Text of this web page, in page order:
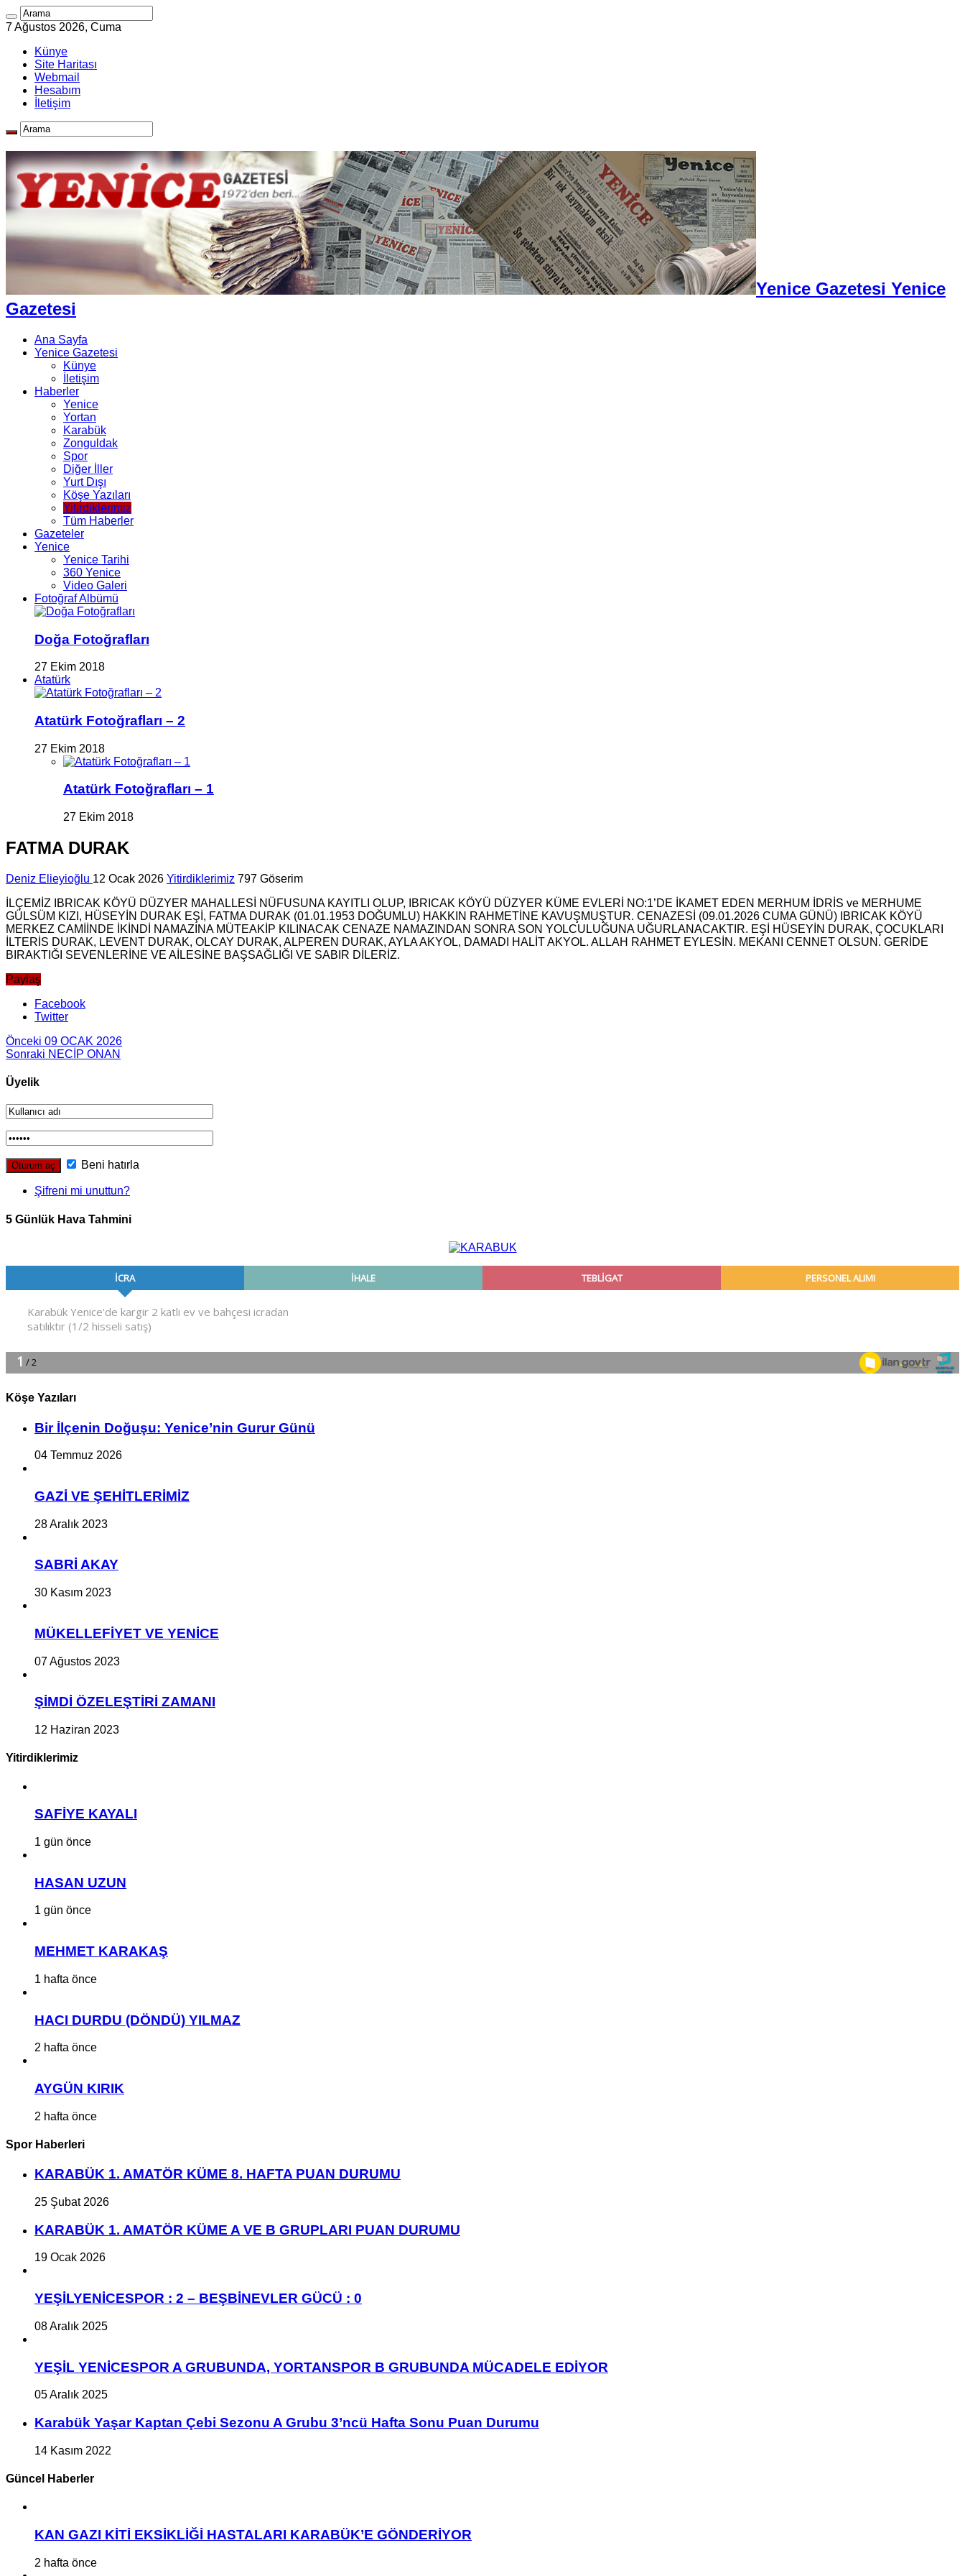
7 Ağustos 2026, Cuma
Künye
Site Haritası
Webmail
Hesabım
İletişim
Yenice Gazetesi Yenice
Gazetesi
Ana Sayfa
Yenice Gazetesi
Künye
İletişim
Haberler
Yenice
Yortan
Karabük
Zonguldak
Spor
Diğer İller
Yurt Dışı
Köşe Yazıları
Yitirdiklerimiz
Tüm Haberler
Gazeteler
Yenice
Yenice Tarihi
360 Yenice
Video Galeri
Fotoğraf Albümü
Doğa Fotoğrafları
27 Ekim 2018
Atatürk
Atatürk Fotoğrafları – 2
27 Ekim 2018
Atatürk Fotoğrafları – 1
27 Ekim 2018
FATMA DURAK
Deniz Elieyioğlu 12 Ocak 2026 Yitirdiklerimiz 797 Göserim
İLÇEMİZ IBRICAK KÖYÜ DÜZYER MAHALLESİ NÜFUSUNA KAYITLI OLUP, IBRICAK KÖYÜ DÜZYER KÜME EVLERİ NO:1’DE İKAMET EDEN MERHUM İDRİS ve MERHUME
GÜLSÜM KIZI, HÜSEYİN DURAK EŞİ, FATMA DURAK (01.01.1953 DOĞUMLU) HAKKIN RAHMETİNE KAVUŞMUŞTUR. CENAZESİ (09.01.2026 CUMA GÜNÜ) IBRICAK KÖYÜ
MERKEZ CAMİİNDE İKİNDİ NAMAZINA MÜTEAKİP KILINACAK CENAZE NAMAZINDAN SONRA SON YOLCULUĞUNA UĞURLANACAKTIR. EŞİ HÜSEYİN DURAK, ÇOCUKLARI
İLTERİS DURAK, LEVENT DURAK, OLCAY DURAK, ALPEREN DURAK, AYLA AKYOL, DAMADI HALİT AKYOL. ALLAH RAHMET EYLESİN. MEKANI CENNET OLSUN. GERİDE
BIRAKTIĞI SEVENLERİNE VE AİLESİNE BAŞSAĞLIĞI VE SABIR DİLERİZ.
Paylaş
Facebook
Twitter
Önceki 09 OCAK 2026
Sonraki NECİP ONAN
Üyelik
Beni hatırla
Şifreni mi unuttun?
5 Günlük Hava Tahmini
Köşe Yazıları
Bir İlçe­nin Do­ğu­şu: Ye­ni­ce’nin Gurur Günü
04 Temmuz 2026
GAZİ VE ŞEHİTLERİMİZ
28 Aralık 2023
SABRİ AKAY
30 Kasım 2023
MÜKELLEFİYET VE YENİCE
07 Ağustos 2023
ŞİMDİ ÖZELEŞTİRİ ZAMANI
12 Haziran 2023
Yitirdiklerimiz
SAFİYE KAYALI
1 gün önce
HASAN UZUN
1 gün önce
MEHMET KARAKAŞ
1 hafta önce
HACI DURDU (DÖNDÜ) YILMAZ
2 hafta önce
AYGÜN KIRIK
2 hafta önce
Spor Haberleri
KARABÜK 1. AMATÖR KÜME 8. HAFTA PUAN DURUMU
25 Şubat 2026
KARABÜK 1. AMATÖR KÜME A VE B GRUPLARI PUAN DURUMU
19 Ocak 2026
YEŞİLYENİCESPOR : 2 – BEŞBİNEVLER GÜCÜ : 0
08 Aralık 2025
YEŞİL YENİCESPOR A GRUBUNDA, YORTANSPOR B GRUBUNDA MÜCADELE EDİYOR
05 Aralık 2025
Karabük Yaşar Kaptan Çebi Sezonu A Grubu 3’ncü Hafta Sonu Puan Durumu
14 Kasım 2022
Güncel Haberler
KAN GAZI KİTİ EKSİKLİĞİ HASTALARI KARABÜK’E GÖNDERİYOR
2 hafta önce